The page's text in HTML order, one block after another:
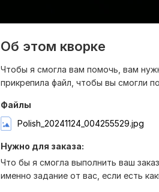
Об этом кворке
Чтобы я смогла вам помочь, вам
прикрепила файл, чтобы вы смогли
Файлы
Polish_20241124_004255529.jpg
Нужно для заказа:
Что бы я смогла выполнить ваш
именно задание от вас, если есть